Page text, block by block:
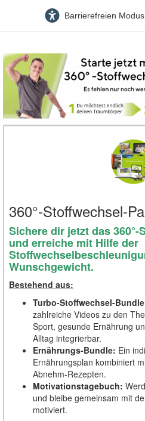
Barrierefreien
360°-Stoffwechsel-
Sichere dir jetzt das
und erreiche mit Hilfe der
Wunschgewicht.
Bestehend aus:
Turbo-Stoffwechsel-
zahlreiche Videos zu den
Sport, gesunde Ernährung
Alltag integrierbar.
Ernährungs-Bundle: Ein
Ernährungsplan kombiniert
Abnehm-Rezepten.
Motivationstagebuch:
und bleibe gemeinsam mit
motiviert.